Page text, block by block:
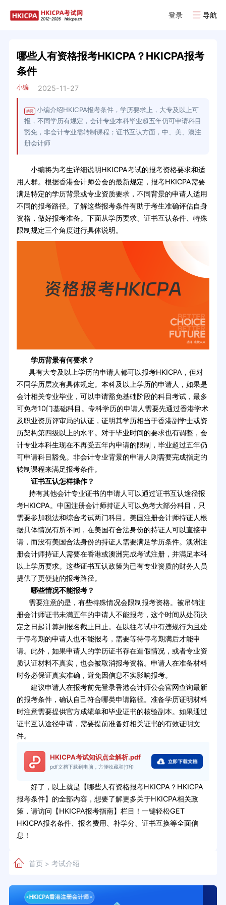
登录 导航
哪些人有资格报考HKICPA？HKICPA报考
条件
小编 2025-11-27
摘要
小编介绍HKICPA报考条件，学历要求上，大专及以上可
报，不同学历有规定，会计专业本科毕业超五年仍可申请科目
豁免，非会计专业需转制课程；证书互认方面，中、美、澳注
册会计师
小编将为考生详细说明HKICPA考试的报考资格要求和适
用人群。根据香港会计师公会的最新规定，报考HKICPA需要
满足特定的学历背景或专业资质要求，不同背景的申请人适用
不同的报考路径。了解这些报考条件有助于考生准确评估自身
资格，做好报考准备。下面从学历要求、证书互认条件、特殊
限制规定三个角度进行具体说明。
学历背景有何要求？
具有大专及以上学历的申请人都可以报考HKICPA，但对
不同学历层次有具体规定。本科及以上学历的申请人，如果是
会计相关专业毕业，可以申请豁免基础阶段的科目考试，最多
可免考10门基础科目。专科学历的申请人需要先通过香港学术
及职业资历评审局的认证，证明其学历相当于香港副学士或资
历架构第四级以上的水平。对于毕业时间的要求也有调整，会
计专业本科生现在不再受五年内申请的限制，毕业超过五年仍
可申请科目豁免。非会计专业背景的申请人则需要完成指定的
转制课程来满足报考条件。
证书互认怎样操作？
持有其他会计专业证书的申请人可以通过证书互认途径报
考HKICPA。中国注册会计师持证人可以免考大部分科目，只
需要参加税法和综合考试两门科目。美国注册会计师持证人根
据具体情况有所不同，在美国有合法身份的持证人可以直接申
请，而没有美国合法身份的持证人需要满足学历条件。澳洲注
册会计师持证人需要在香港或澳洲完成考试注册，并满足本科
以上学历要求。这些证书互认政策为已有专业资质的财务人员
提供了更便捷的报考路径。
哪些情况不能报考？
需要注意的是，有些特殊情况会限制报考资格。被吊销注
册会计师证书未满五年的申请人不能报考，这个时间从处罚决
定之日起计算到报名截止日止。在以往考试中有违规行为且处
于停考期的申请人也不能报考，需要等待停考期满后才能申
请。此外，如果申请人的学历证书存在造假情况，或者专业资
质认证材料不真实，也会被取消报考资格。申请人在准备材料
时务必保证真实准确，避免因信息不实影响报考。
建议申请人在报考前先登录香港会计师公会官网查询最新
的报考条件，确认自己符合哪类申请路径。准备学历证明材料
时注意需要提供官方成绩单和毕业证书的核验副本。如果通过
证书互认途径申请，需要提前准备好相关证书的有效证明文
件。
HKICPA考试知识点全解析.pdf
pdf文档下载到电脑，方便收藏和打印
好了，以上就是【哪些人有资格报考HKICPA？HKICPA
报考条件】的全部内容，想要了解更多关于HKICPA相关政
策，请访问【HKICPA报考指南】栏目！一键轻松GET
HKICPA报名条件、报名费用、补学分、证书互换等全面信
息！
首页> 考试介绍